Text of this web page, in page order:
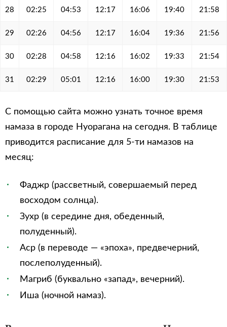
28 02:25 04:53 12:17 16:06 19:40 21:58
29 02:26 04:56 12:17 16:04 19:36 21:56
30 02:28 04:58 12:16 16:02 19:33 21:54
31 02:29 05:01 12:16 16:00 19:30 21:53
С помощью сайта можно узнать точное время
намаза в городе Нуорагана на сегодня. В таблице
приводится расписание для 5-ти намазов на
месяц:
Фаджр (рассветный, совершаемый перед
восходом солнца).
Зухр (в середине дня, обеденный,
полуденный).
Аср (в переводе — «эпоха», предвечерний,
послеполуденный).
Магриб (буквально «запад», вечерний).
Иша (ночной намаз).